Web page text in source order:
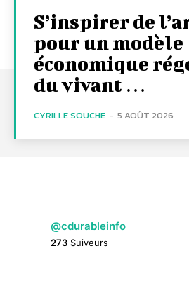
S’inspirer de
pour un modèle
économique
du vivant …
CYRILLE SOUCHE - 5 AOÛT 2026
@cdurableinfo
273 Suiveurs